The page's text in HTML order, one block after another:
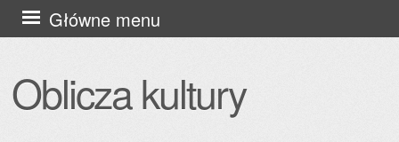
Oblicza kultury
Główne menu
Przejdź
do